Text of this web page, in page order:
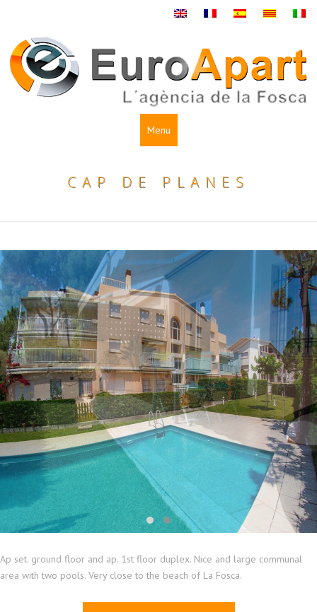
Menu
CAP DE PLANES
Ap set. ground floor and ap. 1st floor duplex. Nice and large communal
area with two pools. Very close to the beach of La Fosca.